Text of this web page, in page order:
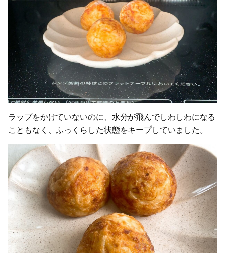
ラップをかけていないのに、水分が飛んでしわしわになる
こともなく、ふっくらした状態をキープしていました。